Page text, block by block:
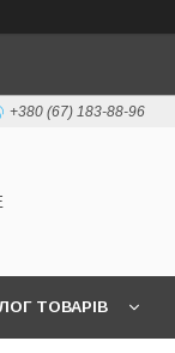
+380 (67) 183-88-96
ТОВАРІВ